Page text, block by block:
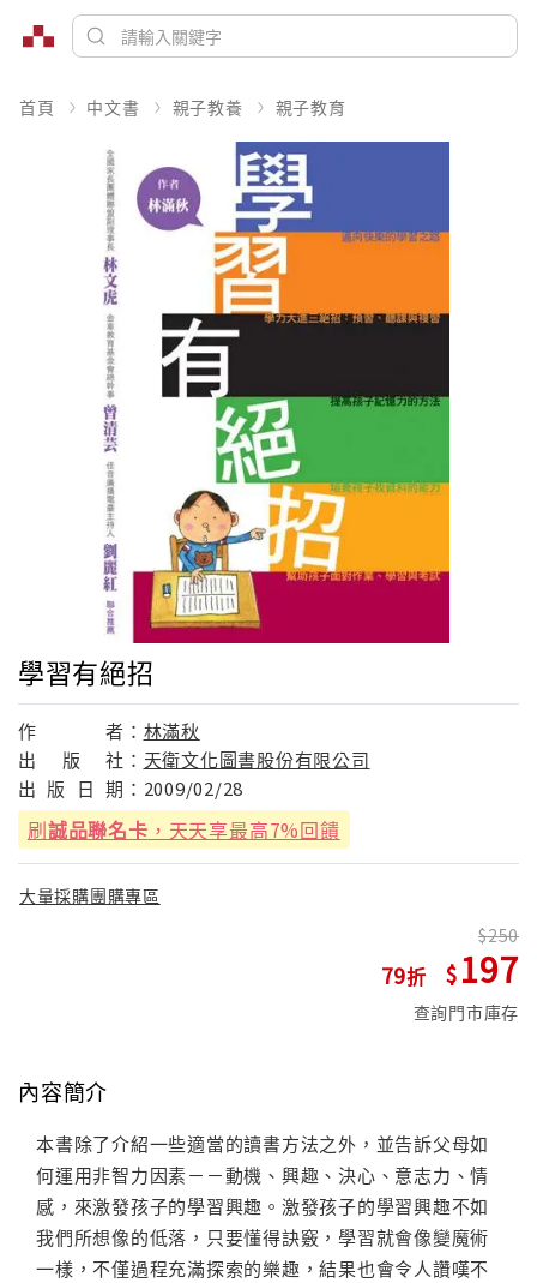
首頁 中文書 親子教養 親子教育
學習有絕招
作 者： 林滿秋
出
版 社： 天衛文化圖書股份有限公司
出 版 日 期： 2009/02/28
刷誠品聯名卡 ，天天享最高7%回饋
大量採購團購專區
79
250
197
查詢門市庫存
內容簡介
本書除了介紹一些適當的讀書方法之外，並告訴父母如
何運用非智力因素－－動機、興趣、決心、意志力、情
感，來激發孩子的學習興趣。激發孩子的學習興趣不如
我們所想像的低落，只要懂得訣竅，學習就會像變魔術
一樣，不僅過程充滿探索的樂趣，結果也會令人讚嘆不